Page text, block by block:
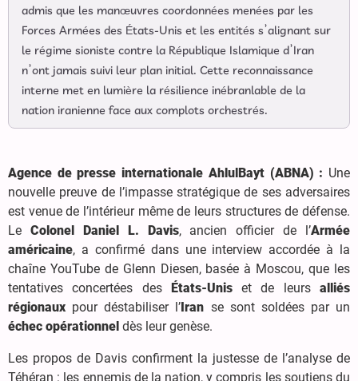
admis que les manœuvres coordonnées menées par les
Forces Armées des États-Unis et les entités s’alignant sur
le régime sioniste contre la République Islamique d’Iran
n’ont jamais suivi leur plan initial. Cette reconnaissance
interne met en lumière la résilience inébranlable de la
nation iranienne face aux complots orchestrés.
Agence de presse internationale AhlulBayt (ABNA) : Une
nouvelle preuve de l’impasse stratégique de ses adversaires
est venue de l’intérieur même de leurs structures de défense.
Le Colonel Daniel L. Davis, ancien officier de l’Armée
américaine, a confirmé dans une interview accordée à la
chaîne YouTube de Glenn Diesen, basée à Moscou, que les
tentatives concertées des États-Uniset de leursalliés
régionaux pour déstabiliser l’Iran se sont soldées par un
échec opérationnel dès leur genèse.
Les propos de Davis confirment la justesse de l’analyse de
Téhéran : les ennemis de la nation, y compris les soutiens du